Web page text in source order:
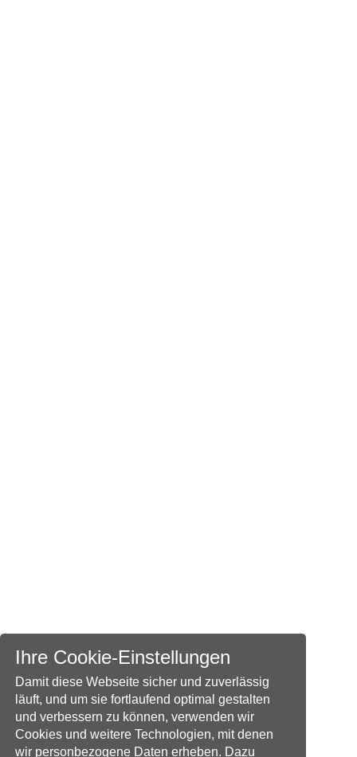
Ihre Cookie-Einstellungen
Damit diese Webseite sicher und zuverlässig
läuft, und um sie fortlaufend optimal gestalten
und verbessern zu können, verwenden wir
Cookies und weitere Technologien, mit denen
wir personbezogene Daten erheben. Dazu